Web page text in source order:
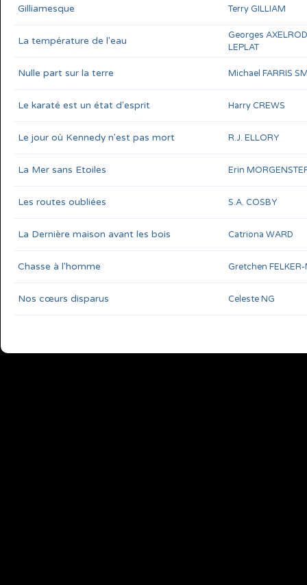
Gilliamesque Terry GILLIAM
La température de l'eau
Georges AXELROD
LEPLAT
Nulle part sur la terre Michael FARRIS
Le karaté est un état d'esprit Harry CREWS
Le jour où Kennedy n'est pas mort R.J. ELLORY
La Mer sans Etoiles Erin
Les routes oubliées S.A. COSBY
La Dernière maison avant les bois Catriona WARD
Chasse à l'homme Gretchen
Nos cœurs disparus Celeste NG